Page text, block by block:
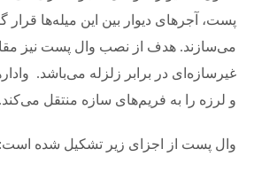
پست، آجرهای دیوار بین این میله‌ها قرار
می‌سازند. هدف از نصب وال پست نیز
غیرسازه‌ای در برابر زلزله می‌باشد.
و لرزه را به فریم‌های سازه منتقل می‌کند.
وال پست از اجزای زیر تشکیل شده است: